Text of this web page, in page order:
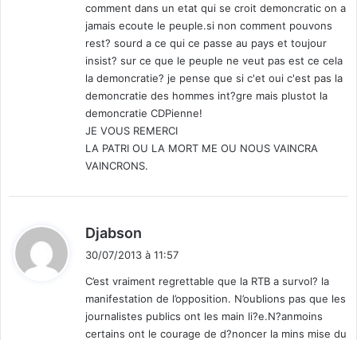
comment dans un etat qui se croit demoncratic on a
jamais ecoute le peuple.si non comment pouvons
rest? sourd a ce qui ce passe au pays et toujour
insist? sur ce que le peuple ne veut pas est ce cela
la demoncratie? je pense que si c'et oui c'est pas la
demoncratie des hommes int?gre mais plustot la
demoncratie CDPienne!
JE VOUS REMERCI
LA PATRI OU LA MORT ME OU NOUS VAINCRA
VAINCRONS.
Djabson
:
30/07/2013 à 11:57
C’est vraiment regrettable que la RTB a survol? la
manifestation de l’opposition. N’oublions pas que les
journalistes publics ont les main li?e.N?anmoins
certains ont le courage de d?noncer la mins mise du